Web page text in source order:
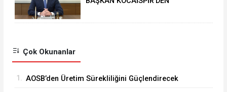
Çok Okunanlar
1. ⁠AOSB’den Üretim Sürekliliğini Güçlendirecek